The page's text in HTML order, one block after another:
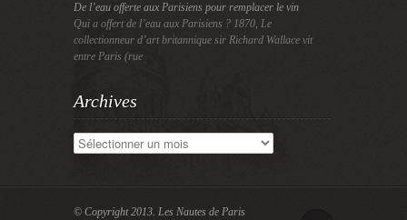
De l’eau offerte aux Parisiens pour remplacer le vin
Qui a offert de l’eau aux Parisiens ? 1870, Le
collectionneur d’art britannique sir Richard Wallace vit
entre Paris (rue
Archives
Archives
© Copyright 2013. Les Nautes de Paris